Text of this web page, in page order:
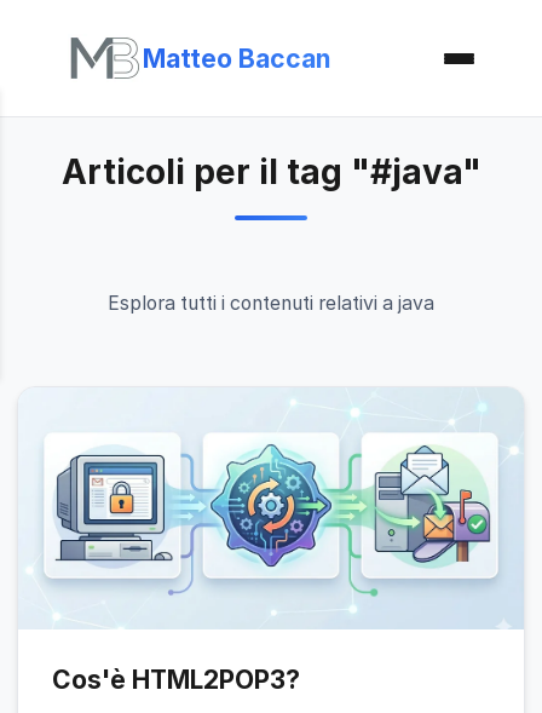
Matteo Baccan
Articoli per il tag "#java"
Esplora tutti i contenuti relativi a java
Cos'è HTML2POP3?